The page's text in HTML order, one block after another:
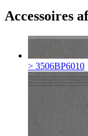
Accessoires
> 3506BP6010